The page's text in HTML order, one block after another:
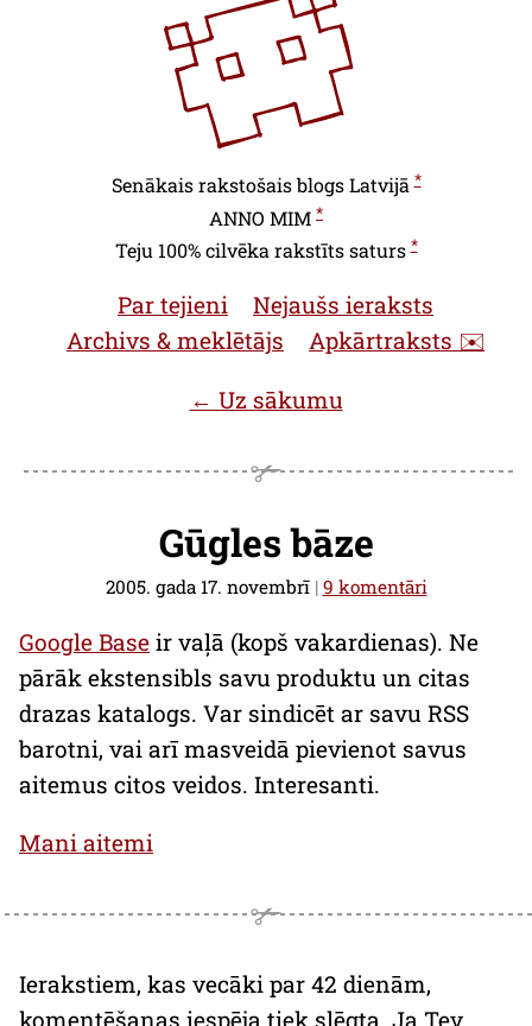
Senākais rakstošais blogs Latvijā*
ANNO MIM *
Teju 100% cilvēka rakstīts saturs*
Par tejieni
Nejaušs ieraksts
Archivs & meklētājs
Apkārtraksts ✉️
← Uz sākumu
Gūgles bāze
2005. gada 17. novembrī | 9 komentāri
Google Base ir vaļā (kopš vakardienas). Ne
pārāk ekstensibls savu produktu un citas
drazas katalogs. Var sindicēt ar savu RSS
barotni, vai arī masveidā pievienot savus
aitemus citos veidos. Interesanti.
Mani aitemi
Ierakstiem, kas vecāki par 42 dienām,
komentēšanas iespēja tiek slēgta. Ja Tev